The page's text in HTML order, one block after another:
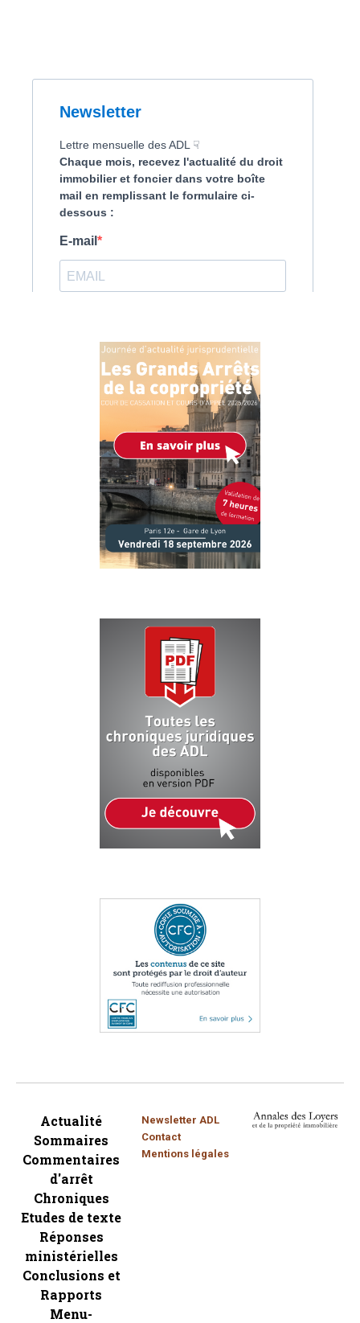
Actualité
Sommaires
Commentaires
d'arrêt
Chroniques
Etudes de texte
Réponses
ministérielles
Conclusions et
Rapports
Menu-
Newsletter ADL
Contact
Mentions légales